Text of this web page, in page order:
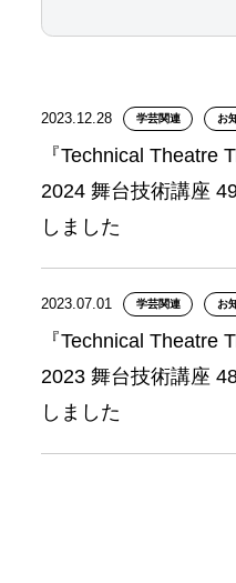
2023.12.28 学芸関連 お
『Technical Theatre
2024 舞台技術講座
しました
2023.07.01 学芸関連 お
『Technical Theatre
2023 舞台技術講座
しました